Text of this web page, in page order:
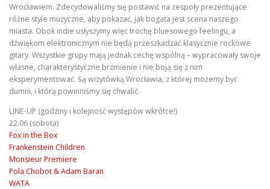
Wrocławiem. Zdecydowaliśmy się postawić na zespoły prezentujące
różne style muzyczne, aby pokazać, jak bogata jest scena naszego
miasta. Obok indie usłyszymy więc trochę bluesowego feelingu, a
dźwiękom elektronicznym nie będą przeszkadzać klasycznie rockowe
gitary. Wszystkie grupy mają jednak cechę wspólną – wypracowały swoje
własne, charakterystyczne brzmienie i nie boją się z nim
eksperymentować. Są wizytówką Wrocławia, z której możemy być
dumni, i którą powinniśmy się chwalić.
LINE-UP (godziny i kolejność występów wkrótce!)
22.06 (sobota)
Fox in the Box
Frankenstein Children
Monsieur Premiere
Pola Chobot & Adam Baran
WATA